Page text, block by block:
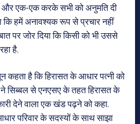
और एक-एक करके सभी को अनुमति दी
कि हमें अनावश्यक रूप से प्रचार नहीं
पर जोर दिया कि किसी को भी उससे
है.
कहता है कि हिरासत के आधार पत्नी को
ने सिब्बल से एनएसए के तहत हिरासत के
देने वाला एक खंड पढ़ने को कहा.
परिवार के सदस्यों के साथ साझा